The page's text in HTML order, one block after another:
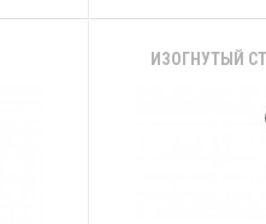
ИЗОГНУТЫЙ